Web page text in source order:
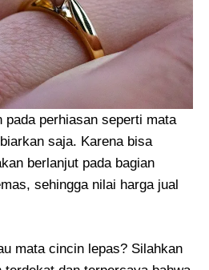
pada perhiasan seperti mata
saja. Karena bisa
berlanjut pada bagian
sehingga nilai harga jual
mata cincin lepas? Silahkan